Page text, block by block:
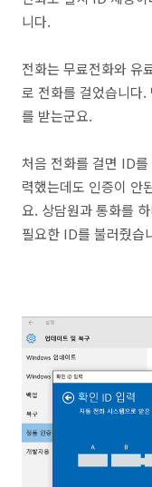
니다.
전화는 무료전화와 유
로 전화를 걸었습니다
를 받는군요.
처음 전화를 걸면 ID
력했는데도 인증이 안
요. 상담원과 통화를
필요한 ID를 불러줬습